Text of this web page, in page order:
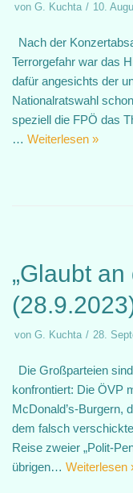
von G. Kuchta 10.
Nach der
Terrorgefahr war das
dafür angesichts der
Nationalratswahl
speziell die FPÖ das
… Weiterlesen »
„Glaubt
von G. Kuchta 28.
Die Großparteien
konfrontiert: Die ÖVP
McDonald’s-Burgern,
dem falsch
Reise zweier „Polit-
übrigen… Weiterlesen